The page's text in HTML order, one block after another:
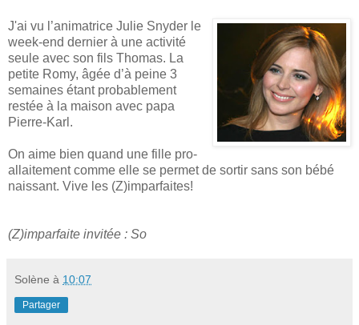
J'ai vu l’animatrice Julie Snyder le
week-end dernier à une activité
seule avec son fils Thomas. La
petite Romy, âgée d’à peine 3
semaines étant probablement
restée à la maison avec papa
Pierre-Karl.
On aime bien quand une fille pro-
allaitement comme elle se permet de sortir sans son bébé
naissant. Vive les (Z)imparfaites!
(Z)imparfaite invitée : So
Solène à 10:07
Partager